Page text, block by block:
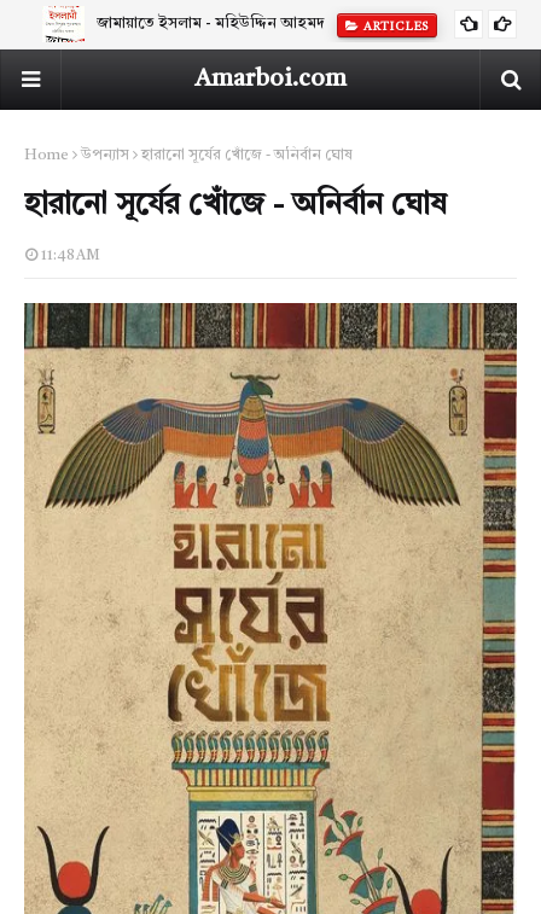
জামায়াতে ইসলাম - মহিউদ্দিন আহমদ ARTICLES
Amarboi.com
Home উপন্যাস হারানো সূর্যের খোঁজে - অনির্বান ঘোষ
হারানো সূর্যের খোঁজে - অনির্বান ঘোষ
11:48 AM